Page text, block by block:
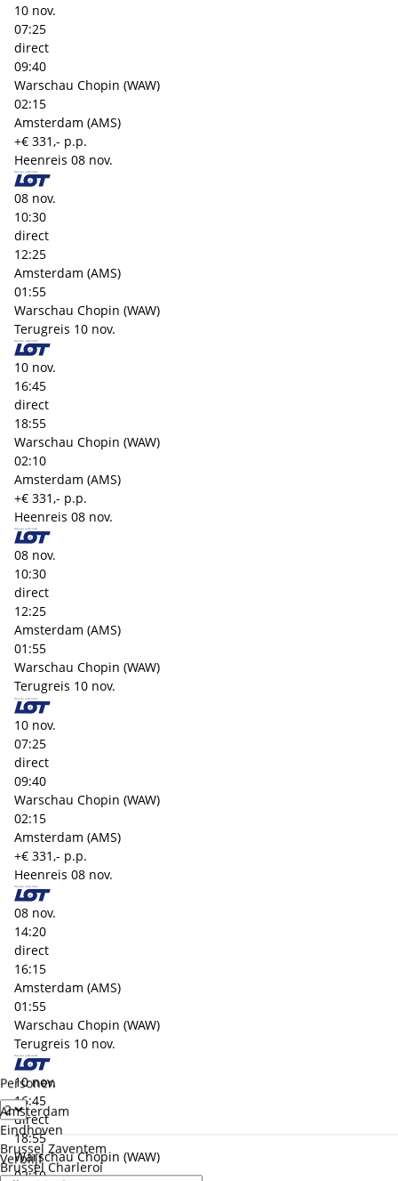
Personen
Verblijf
Amsterdam
Eindhoven
Brussel Zaventem
Brussel Charleroi
10 nov.
07:25
direct
09:40
Warschau Chopin (WAW)
02:15
Amsterdam (AMS)
+€ 331,- p.p.
Heenreis 08 nov.
08 nov.
10:30
direct
12:25
Amsterdam (AMS)
01:55
Warschau Chopin (WAW)
Terugreis 10 nov.
10 nov.
16:45
direct
18:55
Warschau Chopin (WAW)
02:10
Amsterdam (AMS)
+€ 331,- p.p.
Heenreis 08 nov.
08 nov.
10:30
direct
12:25
Amsterdam (AMS)
01:55
Warschau Chopin (WAW)
Terugreis 10 nov.
10 nov.
07:25
direct
09:40
Warschau Chopin (WAW)
02:15
Amsterdam (AMS)
+€ 331,- p.p.
Heenreis 08 nov.
08 nov.
14:20
direct
16:15
Amsterdam (AMS)
01:55
Warschau Chopin (WAW)
Terugreis 10 nov.
10 nov.
16:45
direct
18:55
Warschau Chopin (WAW)
02:10